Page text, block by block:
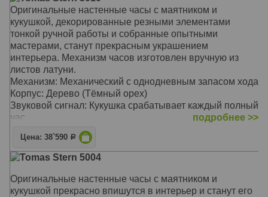
Оригинальные настенные часы с маятником и
кукушкой, декорированные резными элементами
тонкой ручной работы и собранные опытными
мастерами, станут прекрасным украшением
интерьера. Механизм часов изготовлен вручную из
листов латуни.
Механизм: Механический с однодневным запасом хода
Корпус: Дерево (Тёмный орех)
Звуковой сигнал: Кукушка срабатывает каждый полный
час
Размер: Высота 20 см
подробнее >>
Цена: 38`590 Р
Tomas Stern 5004
Оригинальные настенные часы с маятником и
кукушкой прекрасно впишутся в интерьер и станут его